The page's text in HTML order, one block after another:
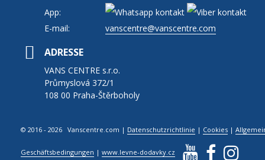
App:
E-mail:
vanscentre@vanscentre.com
ADRESSE
VANS CENTRE s.r.o.
Průmyslová 372/1
108 00 Praha-Štěrboholy
© 2016 - 2026 Vanscentre.com | Datenschutzrichtlinie | Cookies |
Geschäftsbedingungen |www.levne-dodavky.cz